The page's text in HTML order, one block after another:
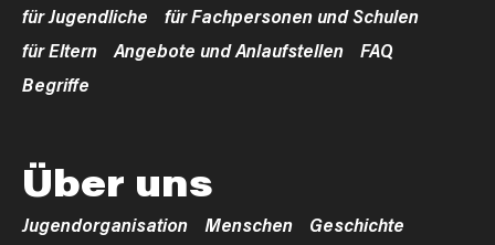
für Jugendliche
für Fachpersonen und Schulen
für Eltern
Angebote und Anlaufstellen
FAQ
Begriffe
Über uns
Jugendorganisation Menschen
Geschichte